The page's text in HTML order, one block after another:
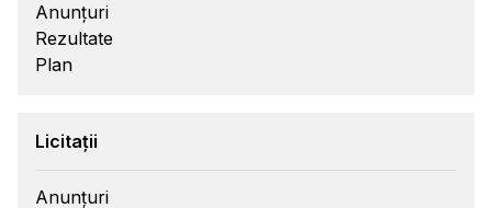
Anunțuri
Rezultate
Plan
Licitații
Anunțuri